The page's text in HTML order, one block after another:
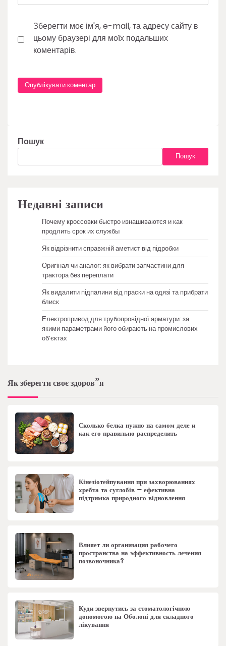
Зберегти моє ім'я, e-mail, та адресу сайту в
цьому браузері для моїх подальших
коментарів.
Пошук
Пошук
Недавні записи
Почему кроссовки быстро изнашиваются и как
продлить срок их службы
Як відрізнити справжній аметист від підробки
Оригінал чи аналог: як вибрати запчастини для
трактора без переплати
Як видалити підпалини від праски на одязі та прибрати
блиск
Електропривод для трубопровідної арматури: за
якими параметрами його обирають на промислових
об’єктах
Як зберегти своє здоров”я
Сколько белка нужно на самом деле и
как его правильно распределить
Кінезіотейпування при захворюваннях
хребта та суглобів – ефективна
підтримка природного відновлення
Влияет ли организация рабочего
пространства на эффективность лечения
позвоночника?
Куди звернутись за стоматологічною
допомогою на Оболоні для складного
лікування